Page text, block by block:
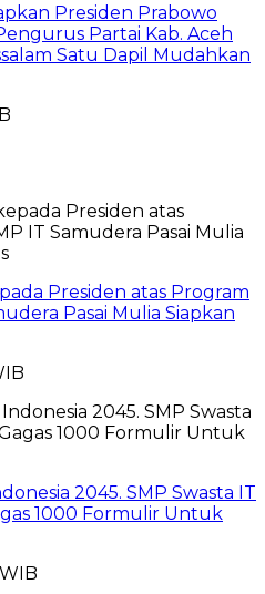
Presiden Prabowo
Partai Kab. Aceh
Satu Dapil Mudahkan
Presiden atas Program
Pasai Mulia Siapkan
2045. SMP Swasta IT
1000 Formulir Untuk